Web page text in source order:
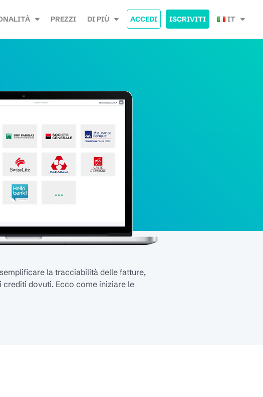
PREZZI DI PIÙ ACCEDI ISCRIVITI IT
la tracciabilità delle fatture,
dovuti. Ecco come iniziare le